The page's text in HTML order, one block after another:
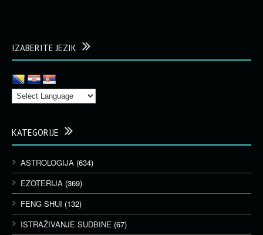
IZABERITE JEZIK
KATEGORIJE
ASTROLOGIJA (634)
EZOTERIJA (369)
FENG SHUI (132)
ISTRAŽIVANJE SUDBINE (67)